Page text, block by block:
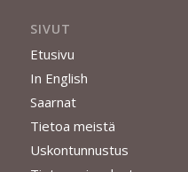
SIVUT
Etusivu
In English
Saarnat
Tietoa meistä
Uskontunnustus